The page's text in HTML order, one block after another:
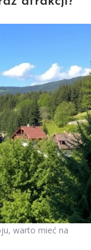
warto mieć na